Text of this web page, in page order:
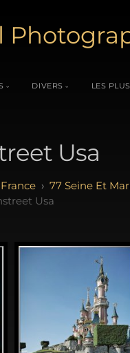
DIVERS LES
Usa
77 Seine Et
Usa